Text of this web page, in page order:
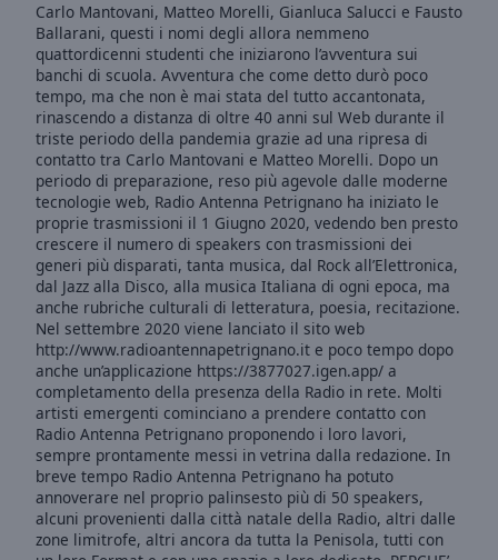
Caption
Area
Background
Color
Opacity
Font
Edge
Style
Font
Family
Reset
Carlo Mantovani, Matteo Morelli, Gianluca Salucci e Fausto
Ballarani, questi i nomi degli allora nemmeno
quattordicenni studenti che iniziarono l’avventura sui
banchi di scuola. Avventura che come detto durò poco
tempo, ma che non è mai stata del tutto accantonata,
rinascendo a distanza di oltre 40 anni sul Web durante il
triste periodo della pandemia grazie ad una ripresa di
contatto tra Carlo Mantovani e Matteo Morelli. Dopo un
periodo di preparazione, reso più agevole dalle moderne
tecnologie web, Radio Antenna Petrignano ha iniziato le
proprie trasmissioni il 1 Giugno 2020, vedendo ben presto
crescere il numero di speakers con trasmissioni dei
generi più disparati, tanta musica, dal Rock all’Elettronica,
dal Jazz alla Disco, alla musica Italiana di ogni epoca, ma
anche rubriche culturali di letteratura, poesia, recitazione.
Nel settembre 2020 viene lanciato il sito web
http://www.radioantennapetrignano.it e poco tempo dopo
anche un’applicazione https://3877027.igen.app/ a
completamento della presenza della Radio in rete. Molti
artisti emergenti cominciano a prendere contatto con
Radio Antenna Petrignano proponendo i loro lavori,
sempre prontamente messi in vetrina dalla redazione. In
breve tempo Radio Antenna Petrignano ha potuto
annoverare nel proprio palinsesto più di 50 speakers,
alcuni provenienti dalla città natale della Radio, altri dalle
zone limitrofe, altri ancora da tutta la Penisola, tutti con